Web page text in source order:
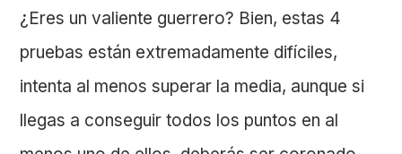
¿Eres un valiente guerrero? Bien, estas 4
pruebas están extremadamente difíciles,
intenta al menos superar la media, aunque si
llegas a conseguir todos los puntos en al